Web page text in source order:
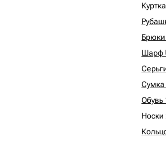
Брюки
Шарф
Сумка
Обувь
Носки